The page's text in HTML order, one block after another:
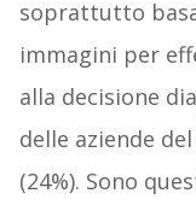
soprattutto
immagini per
alla decisione
delle aziende
(24%). Sono